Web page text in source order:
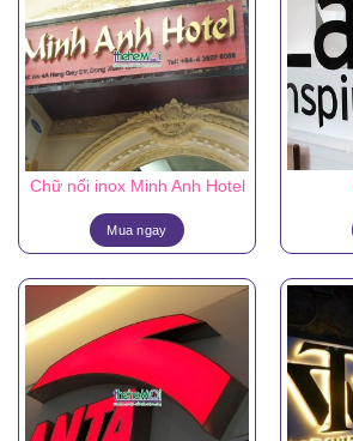
Chữ nổi inox Minh Anh Hotel
Mua ngay